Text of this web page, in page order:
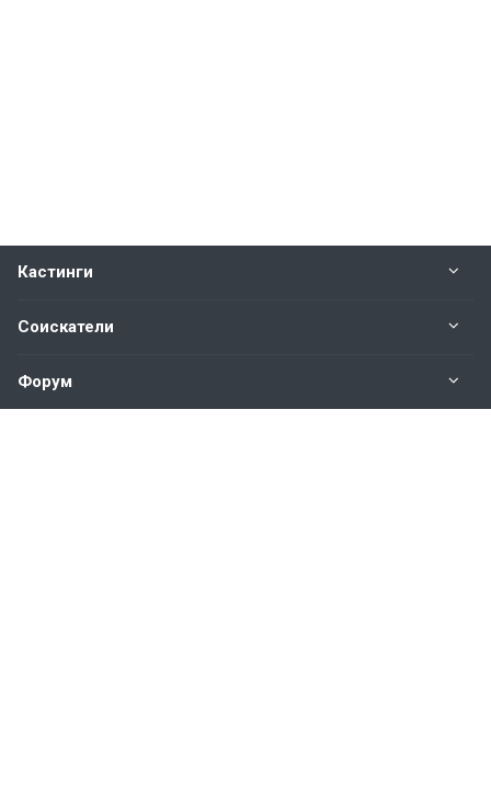
Кастинги
Соискатели
Форум